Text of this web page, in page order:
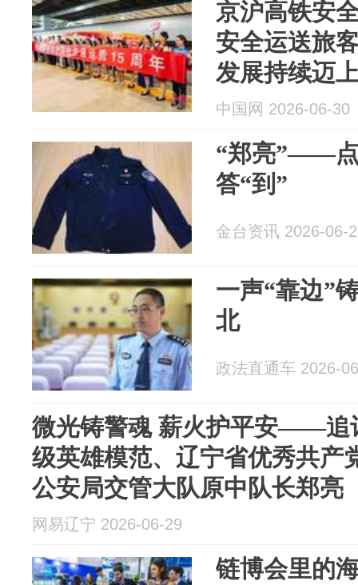
京沪高铁安
安全运送旅
发展持续迈
中国网 2026-06-30
“郑亮”——点
答“到”
金台资讯 2026-06-
一声“靠边”
北
政法直通车 2026-
微光铸警魂 薪火护平安——追
级英雄模范、辽宁省优秀共产
公安局交管大队原中队长郑亮
网易辽宁 2026-06-29
链博会里的